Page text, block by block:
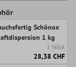
Schönox
1 kg
1 Stück
28,38 CHF